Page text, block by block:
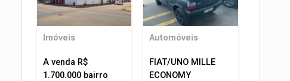
Imóveis
A venda R$
1.700.000 bairro
Automóveis
FIAT/UNO MILLE
ECONOMY